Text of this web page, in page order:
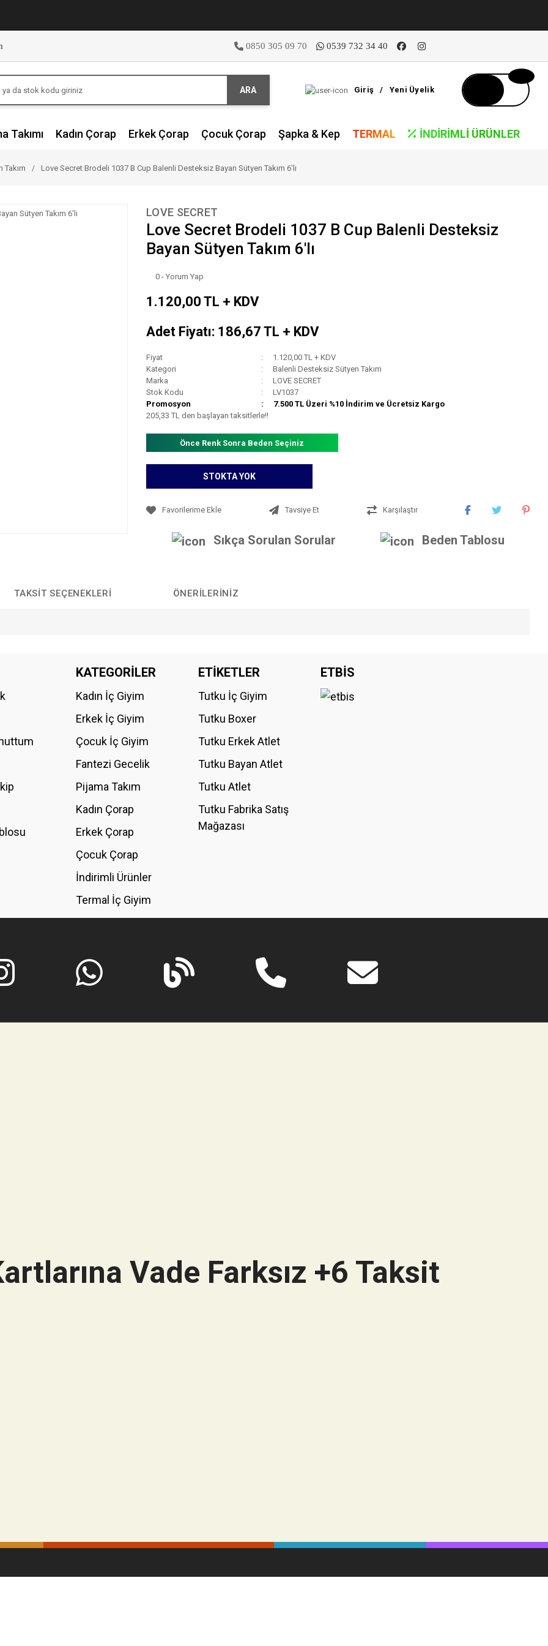
0850 305 09 70 0539 732 34 40
ARA Giriş / Yeni Üyelik
Takımı Kadın Çorap Erkek Çorap Çocuk Çorap Şapka & Kep TERMAL İNDIRIMLI ÜRÜNLER
Takım Love Secret Brodeli 1037 B Cup Balenli Desteksiz Bayan Sütyen Takım 6'lı
LOVE SECRET
Love Secret Brodeli 1037 B Cup Balenli Desteksiz
Bayan Sütyen Takım 6'lı
0 - Yorum Yap
1.120,00 TL + KDV
Adet Fiyatı: 186,67 TL + KDV
Fiyat
1.120,00 TL + KDV
Kategori
Balenli Desteksiz Sütyen Takım
Marka
LOVE SECRET
Stok Kodu
LV1037
Promosyon
7.500 TL Üzeri %10 İndirim ve Ücretsiz Kargo
205,33 TL den başlayan taksitlerle!!
Önce Renk Sonra Beden Seçiniz
STOKTA YOK
Tavsiye Et Karşılaştır
Sıkça Sorulan Sorular Beden Tablosu
TAKSIT SEÇENEKLERI ÖNERILERINIZ
Bu ürüne ilk yorumu siz yapın!
KATEGORİLER
Kadın İç Giyim
Erkek İç Giyim
Çocuk İç Giyim
Fantezi Gecelik
Pijama Takım
Kadın Çorap
Erkek Çorap
Çocuk Çorap
İndirimli Ürünler
Termal İç Giyim
ETİKETLER
Tutku İç Giyim
Tutku Boxer
Tutku Erkek Atlet
Tutku Bayan Atlet
Tutku Atlet
Tutku Fabrika Satış
Mağazası
ETBİS
Vade Farksız +6 Taksit